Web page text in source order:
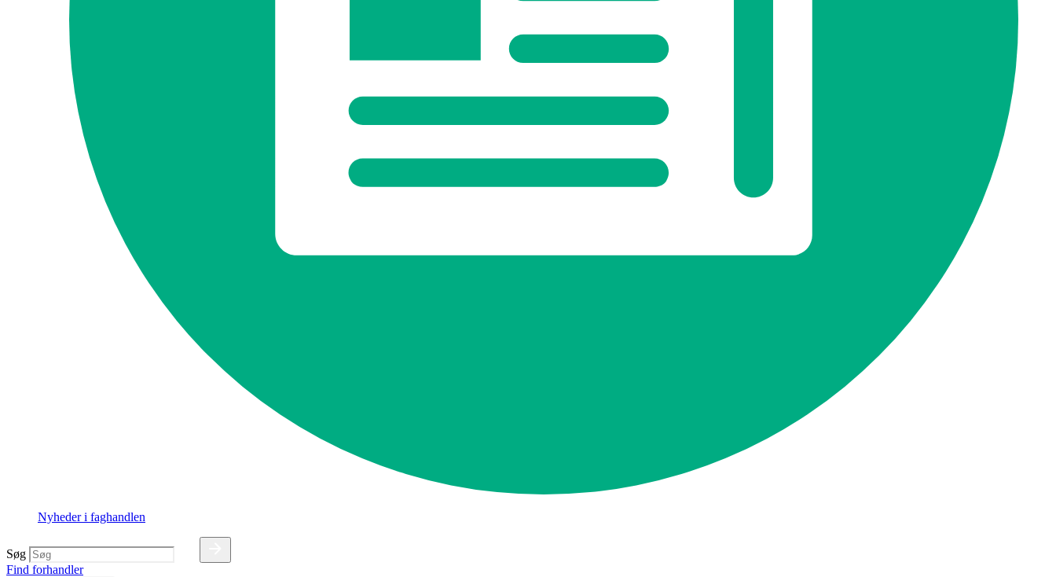
Nyheder i faghandlen
Søg
Find forhandler